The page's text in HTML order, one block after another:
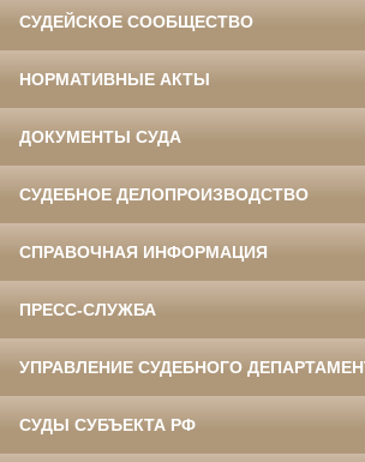
СУДЕЙСКОЕ СООБЩЕСТВО
НОРМАТИВНЫЕ АКТЫ
ДОКУМЕНТЫ СУДА
СУДЕБНОЕ ДЕЛОПРОИЗВОДСТВО
СПРАВОЧНАЯ ИНФОРМАЦИЯ
ПРЕСС-СЛУЖБА
УПРАВЛЕНИЕ СУДЕБНОГО
СУДЫ СУБЪЕКТА РФ